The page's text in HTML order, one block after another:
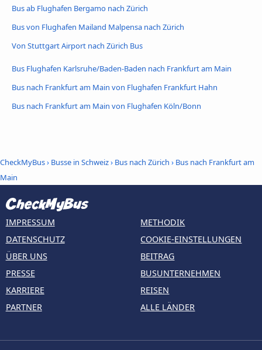
Bus ab Flughafen Bergamo nach Zürich
Bus von Flughafen Mailand Malpensa nach Zürich
Von Stuttgart Airport nach Zürich Bus
Bus Flughafen Karlsruhe/Baden-Baden nach Frankfurt am Main
Bus nach Frankfurt am Main von Flughafen Frankfurt Hahn
Bus nach Frankfurt am Main von Flughafen Köln/Bonn
CheckMyBus› Busse in Schweiz› Bus nach Zürich › Bus nach Frankfurt am
Main
IMPRESSUM
DATENSCHUTZ
ÜBER UNS
PRESSE
KARRIERE
PARTNER
METHODIK
COOKIE-EINSTELLUNGEN
BEITRAG
BUSUNTERNEHMEN
REISEN
ALLE LÄNDER